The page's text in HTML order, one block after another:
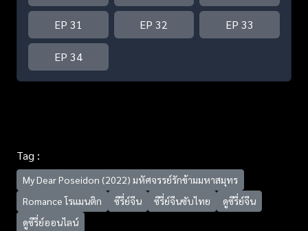
EP 31 EP 32 EP 33
EP 34
Tag :
My Dear Poseidon (2022) มหัศจรรย์รักข้ามมหาสมุทร
Romance โรแมนติก
ซีรี่ย์จีน ซีรี่ย์จีนซับไทย
ดูซีรี่ย์จีน
ดูซีรี่ย์ออนไลน์